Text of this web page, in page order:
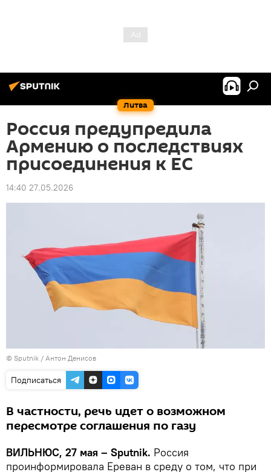
Литва
Россия предупредила
Армению о последствиях
присоединения к ЕС
14:40 27.05.2026
© Sputnik / Антон Денисов
Подписаться
В частности, речь идет о возможном
пересмотре соглашения по газу
ВИЛЬНЮС, 27 мая – Sputnik. Россия
проинформировала Ереван в среду о том, что при